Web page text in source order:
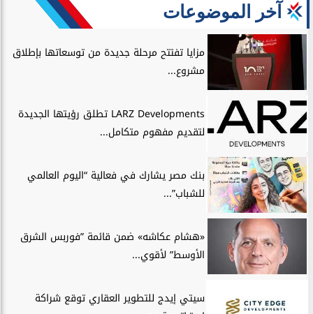
آخر الموضوعات
مزايا تفتتح مرحلة جديدة من توسعاتها بإطلاق
مشروع...
LARZ Developments تطلق رؤيتها الجديدة
لتقديم مفهوم متكامل...
بنك مصر يشارك في فعالية “اليوم العالمي
للشباب”...
«هشام عكاشه» ضمن قائمة ”فوربس الشرق
الأوسط” لأقوي...
سيتي إيدج للتطوير العقاري توقع شراكة